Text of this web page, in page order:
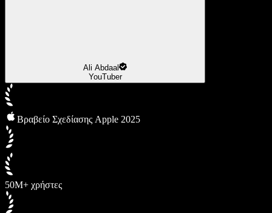
Ali Abdaal
YouTuber
Βραβείο Σχεδίασης Apple 2025
50M+ χρήστες